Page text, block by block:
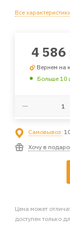
Все
4 586
Вернем на
Больше 10
Самовывоз:
Хочу в
Цена может
доступен только